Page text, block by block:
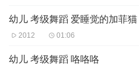
幼儿 考级舞蹈 爱睡觉的加菲猫
2012 01:06
幼儿 考级舞蹈 咯咯咯